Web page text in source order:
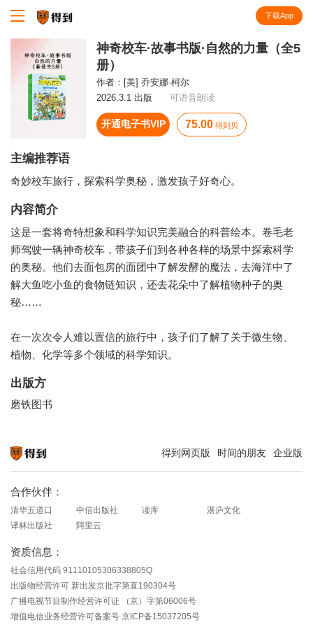
下载App
神奇校车·故事书版·自然的力量（全5
册）
作者： [美] 乔安娜·柯尔
2026.3.1 出版
可语音朗读
开通电子书VIP 75.00 得到贝
主编推荐语
奇妙校车旅行，探索科学奥秘，激发孩子好奇心。
内容简介
这是一套将奇特想象和科学知识完美融合的科普绘本。卷毛老
师驾驶一辆神奇校车，带孩子们到各种各样的场景中探索科学
的奥秘。他们去面包房的面团中了解发酵的魔法，去海洋中了
解大鱼吃小鱼的食物链知识，还去花朵中了解植物种子的奥
秘……
在一次次令人难以置信的旅行中，孩子们了解了关于微生物、
植物、化学等多个领域的科学知识。
出版方
磨铁图书
得到网页版 时间的朋友 企业版
合作伙伴：
清华五道口 中信出版社 读库
湛庐文化
译林出版社
阿里云
资质信息：
社会信用代码 91110105306338805Q
出版物经营许可 新出发京批字第直190304号
广播电视节目制作经营许可证 （京）字第06006号
增值电信业务经营许可备案号 京ICP备15037205号